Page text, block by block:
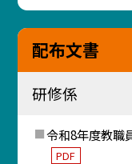
配布文書
研修係
令和8年度教職
PDF